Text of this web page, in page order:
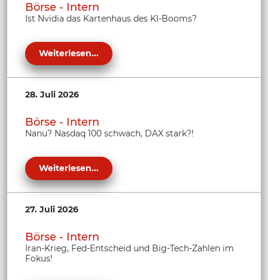
Börse - Intern
Ist Nvidia das Kartenhaus des KI-Booms?
Weiterlesen...
28. Juli 2026
Börse - Intern
Nanu? Nasdaq 100 schwach, DAX stark?!
Weiterlesen...
27. Juli 2026
Börse - Intern
Iran-Krieg, Fed-Entscheid und Big-Tech-Zahlen im
Fokus!